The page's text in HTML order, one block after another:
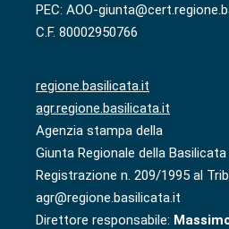
PEC: AOO-
C.F. 80002950766
regione.basilicata.it
agr.regione.basilicata.it
Agenzia stampa della
Giunta Regionale della Basilicata
Registrazione n. 209/1995 al
agr@regione.basilicata.it
Direttore responsabile: